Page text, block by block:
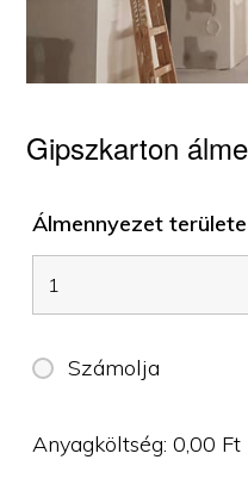
Gipszkarton
Álmennyezet
Számolja
Anyagköltség:0,00 Ft